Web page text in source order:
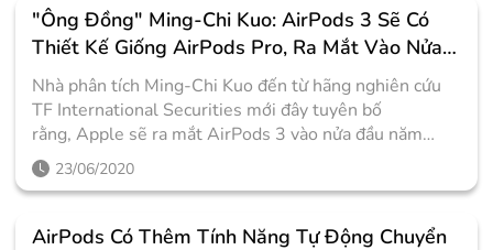
chống ồn chủ động. Mặc dù một số nhà cung ứng tai
nghe AirPods cho Apple đã có dây chuyền sản xuất tại
Việt Nam, nhưng đây là lần đầu tiên một sản phẩm
hoàn toàn mới được bắt đầu sản xuất tại Việt Nam.
Như trước đây, Apple sẽ ký hợp đồng với các nhà sản
xuất tại Trung Quốc, rồi sau đó mới ký thêm hợp đồng
với các nhà cung ứng tại các những nước khác để tăng
sản lượng. Quyết định này xuất phát từ việc mối quan
nên căng thẳng. Sau khi Mỹ quyết định giáng đòn
"Ông Đồng" Ming-Chi Kuo: AirPods 3 Sẽ Có
Thiết Kế Giống AirPods Pro, Ra Mắt Vào Nửa
Đầu Năm 2021
Nhà phân tích Ming-Chi Kuo đến từ hãng nghiên cứu
TF International Securities mới đây tuyên bố
rằng, Apple sẽ ra mắt AirPods 3 vào nửa đầu năm
2021. Ngoài ra, bộ tai nghe mới này sẽ có yếu tố hình
thức giống như AirPods Pro. AirPods Pro ( nguồn ST)
và Airpods 2 – mẫu AirPods đang được bán trên thị
23/06/2020
AirPods Có Thêm Tính Năng Tự Động Chuyển